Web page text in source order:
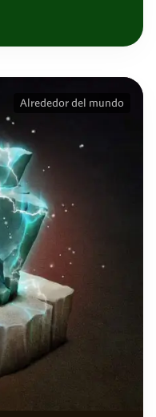
Alrededor del mundo